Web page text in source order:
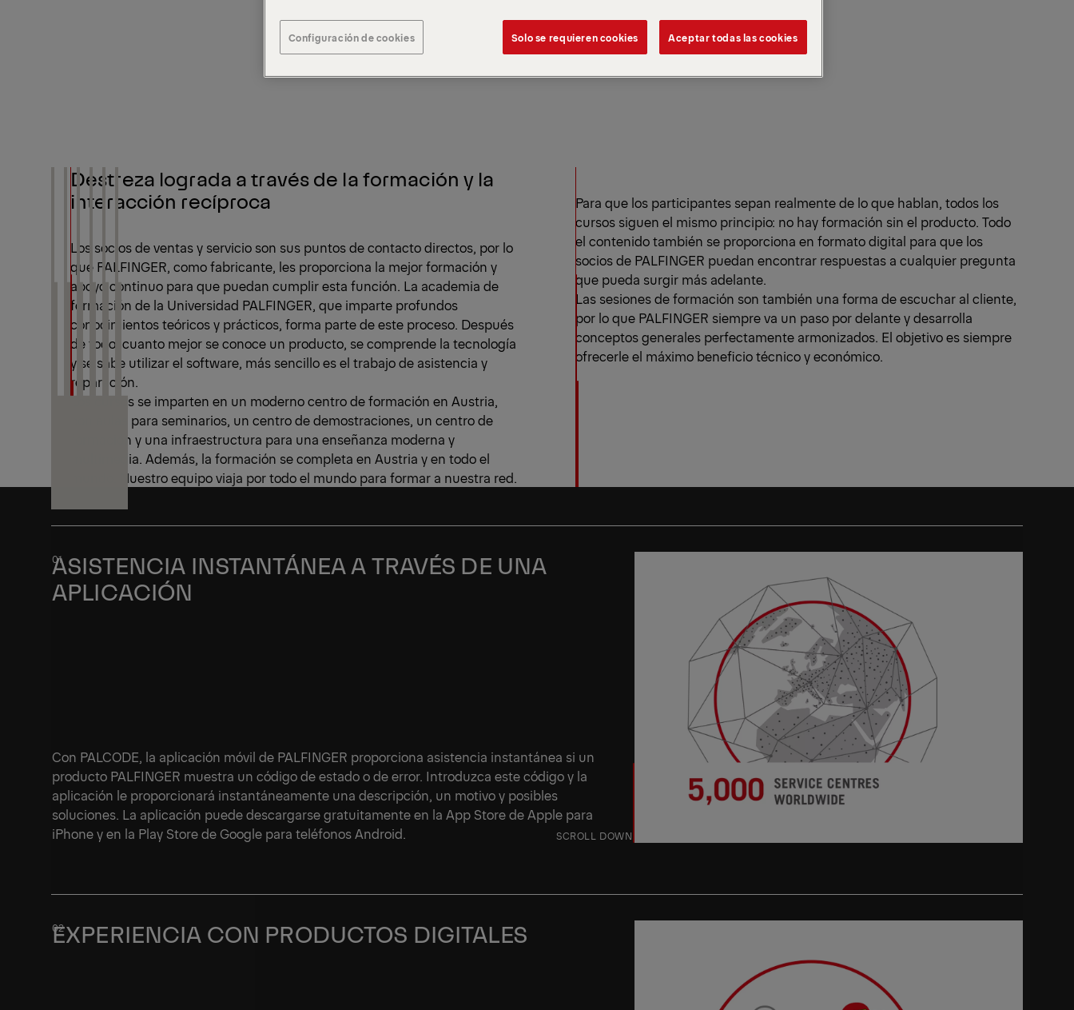
Destreza lograda a través de la formación y la
interacción recíproca
Los socios de ventas y servicio son sus puntos de contacto directos, por lo
que PALFINGER, como fabricante, les proporciona la mejor formación y
apoyo continuo para que puedan cumplir esta función. La academia de
formación de la Universidad PALFINGER, que imparte profundos
conocimientos teóricos y prácticos, forma parte de este proceso. Después
de todo, cuanto mejor se conoce un producto, se comprende la tecnología
y se sabe utilizar el software, más sencillo es el trabajo de asistencia y
reparación.
Los cursos se imparten en un moderno centro de formación en Austria,
con aulas para seminarios, un centro de demostraciones, un centro de
formación y una infraestructura para una enseñanza moderna y
multimedia. Además, la formación se completa en Austria y en todo el
mundo. Nuestro equipo viaja por todo el mundo para formar a nuestra red.
Para que los participantes sepan realmente de lo que hablan, todos los
cursos siguen el mismo principio: no hay formación sin el producto. Todo
el contenido también se proporciona en formato digital para que los
socios de PALFINGER puedan encontrar respuestas a cualquier pregunta
que pueda surgir más adelante.
Las sesiones de formación son también una forma de escuchar al cliente,
por lo que PALFINGER siempre va un paso por delante y desarrolla
conceptos generales perfectamente armonizados. El objetivo es siempre
ofrecerle el máximo beneficio técnico y económico.
ASISTENCIA INSTANTÁNEA A TRAVÉS DE UNA
APLICACIÓN
Con PALCODE, la aplicación móvil de PALFINGER proporciona asistencia instantánea si un
producto PALFINGER muestra un código de estado o de error. Introduzca este código y la
aplicación le proporcionará instantáneamente una descripción, un motivo y posibles
soluciones. La aplicación puede descargarse gratuitamente en la App Store de Apple para
iPhone y en la Play Store de Google para teléfonos Android.
SCROLL DOWN
EXPERIENCIA CON PRODUCTOS DIGITALES
Configuración de cookies Solo se requieren cookies Aceptar todas las cookies